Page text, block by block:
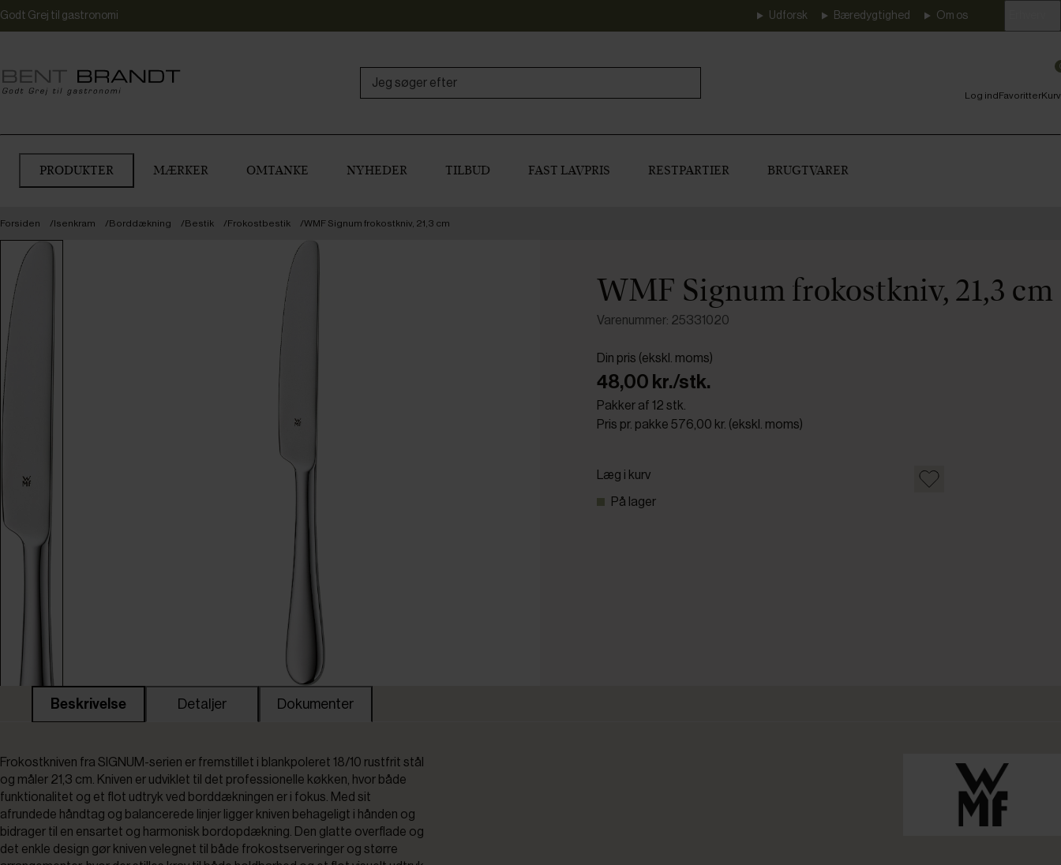
Godt Grej til gastronomi Udforsk Bæredygtighed Om os
Log indFavoritterKurv
PRODUKTER MÆRKER OMTANKE NYHEDER TILBUD FAST LAVPRIS RESTPARTIER BRUGTVARER
Forsiden Isenkram Borddækning Bestik Frokostbestik WMF Signum frokostkniv, 21,3 cm
WMF Signum frokostkniv, 21,3 cm
Varenummer: 25331020
Din pris (ekskl. moms)
48,00 kr./stk.
Pakker af 12 stk.
Pris pr. pakke 576,00 kr. (ekskl. moms)
Læg i kurv
På lager
Beskrivelse Detaljer Dokumenter
Frokostkniven fra SIGNUM-serien er fremstillet i blankpoleret 18/10 rustfrit stål
og måler 21,3 cm. Kniven er udviklet til det professionelle køkken, hvor både
funktionalitet og et flot udtryk ved borddækningen er i fokus. Med sit
afrundede håndtag og balancerede linjer ligger kniven behageligt i hånden og
bidrager til en ensartet og harmonisk bordopdækning. Den glatte overflade og
det enkle design gør kniven velegnet til både frokostserveringer og større